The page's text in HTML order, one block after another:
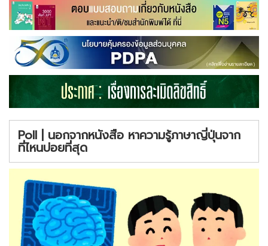
Poll | นอกจากหนังสือ หาความรู้ภาษาญี่ปุ่นจาก
ที่ไหนบ่อยที่สุด